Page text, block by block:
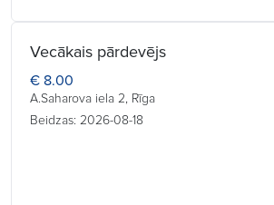
Vecākais pārdevējs
€ 8.00
A.Saharova iela 2, Rīga
Beidzas: 2026-08-18